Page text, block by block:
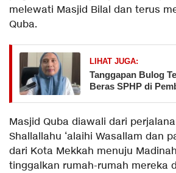
melewati Masjid Bilal dan terus
Quba.
LIHAT JUGA:
Tanggapan Bulog
Beras SPHP di
Masjid Quba diawali dari
Shallallahu ‘alaihi Wasallam dan
dari Kota Mekkah menuju
tinggalkan rumah-rumah mereka